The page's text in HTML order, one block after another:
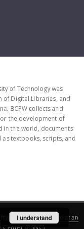
of Technology was
of Digital Libraries, and
BCPW collects and
the development of
in the world, documents
textbooks, scripts, and
created by
Poznan
(PSNC)
I understand